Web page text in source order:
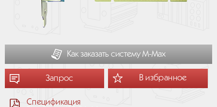
Как заказать систему М-Мах
Запрос В избранное
Спецификация